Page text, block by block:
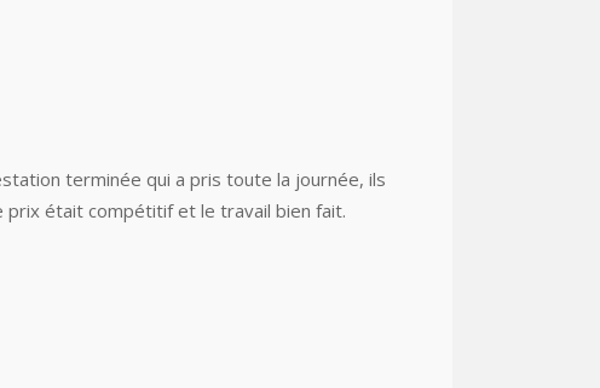
terminée qui a pris toute la journée, ils
était compétitif et le travail bien fait.